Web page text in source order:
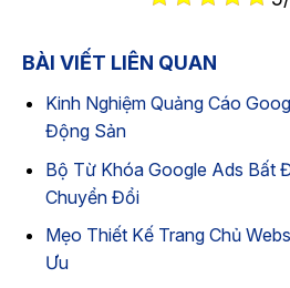
BÀI VIẾT LIÊN QUAN
Kinh Nghiệm Quảng Cáo
Động Sản
Bộ Từ Khóa Google Ads Bất
Chuyển Đổi
Mẹo Thiết Kế Trang Chủ
Ưu